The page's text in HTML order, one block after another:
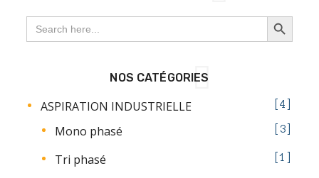
Search
for:
SEARCH BUTTON
NOS CATÉGORIES
ASPIRATION INDUSTRIELLE 4
Mono phasé 3
Tri phasé 1